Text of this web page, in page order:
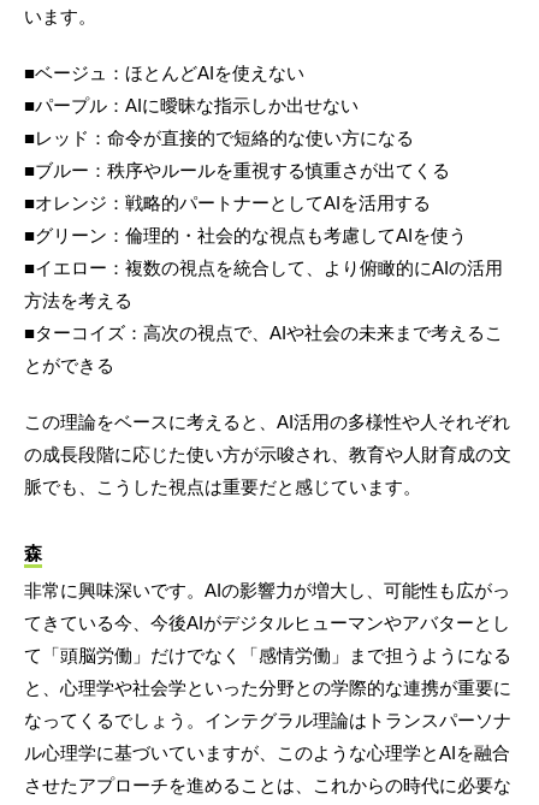
います。
■ベージュ：ほとんどAIを使えない
■パープル：AIに曖昧な指示しか出せない
■レッド：命令が直接的で短絡的な使い方になる
■ブルー：秩序やルールを重視する慎重さが出てくる
■オレンジ：戦略的パートナーとしてAIを活用する
■グリーン：倫理的・社会的な視点も考慮してAIを使う
■イエロー：複数の視点を統合して、より俯瞰的にAIの活用
方法を考える
■ターコイズ：高次の視点で、AIや社会の未来まで考えるこ
とができる
この理論をベースに考えると、AI活用の多様性や人それぞれ
の成長段階に応じた使い方が示唆され、教育や人財育成の文
脈でも、こうした視点は重要だと感じています。
森
非常に興味深いです。AIの影響力が増大し、可能性も広がっ
てきている今、今後AIがデジタルヒューマンやアバターとし
て「頭脳労働」だけでなく「感情労働」まで担うようになる
と、心理学や社会学といった分野との学際的な連携が重要に
なってくるでしょう。インテグラル理論はトランスパーソナ
ル心理学に基づいていますが、このような心理学とAIを融合
させたアプローチを進めることは、これからの時代に必要な